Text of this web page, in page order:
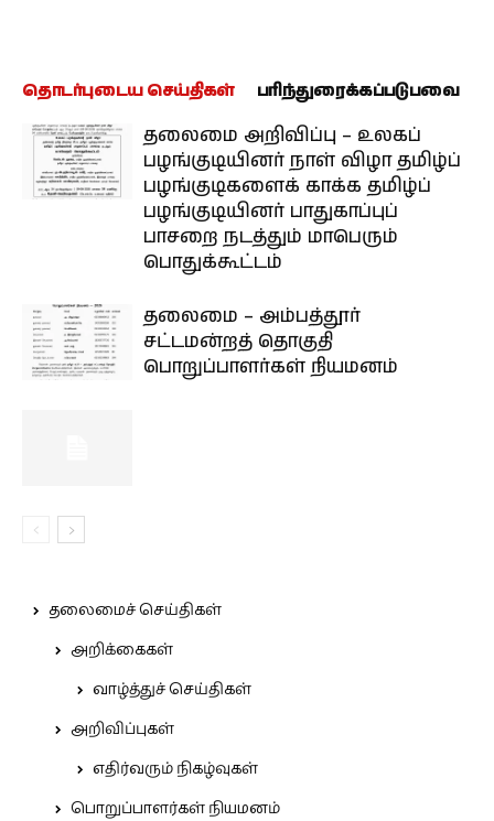
தொடர்புடைய செய்திகள் பரிந்துரைக்கப்படுபவை
தலைமை அறிவிப்பு – உலகப்
பழங்குடியினர் நாள் விழா தமிழ்ப்
பழங்குடிகளைக் காக்க தமிழ்ப்
பழங்குடியினர் பாதுகாப்புப்
பாசறை நடத்தும் மாபெரும்
பொதுக்கூட்டம்
தலைமை – அம்பத்தூர்
சட்டமன்றத் தொகுதி
பொறுப்பாளர்கள் நியமனம்
தலைமைச் செய்திகள்
அறிக்கைகள்
வாழ்த்துச் செய்திகள்
அறிவிப்புகள்
எதிர்வரும் நிகழ்வுகள்
பொறுப்பாளர்கள் நியமனம்